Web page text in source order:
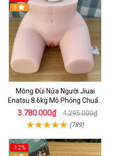
5
Mông Đùi Nửa Người Jiuai
Enatsu 8.6kg Mô Phỏng Chuẩn
Phom Nhật Bản, Có Rung Âm
Thanh
3.780.000₫ 4.295.000₫
(789)
-12%